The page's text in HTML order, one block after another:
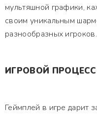
мультяшной графики,
своим уникальным
разнообразных игроков.
ИГРОВОЙ ПРОЦЕСС
Геймплей в игре дарит